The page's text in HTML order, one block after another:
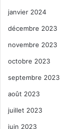
janvier 2024
décembre 2023
novembre 2023
octobre 2023
septembre 2023
août 2023
juillet 2023
juin 2023